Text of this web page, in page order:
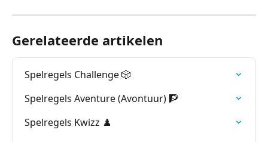
Gerelateerde artikelen
Spelregels Challenge 🎲
Spelregels Aventure (Avontuur) 🧗
Spelregels Kwizz ♟️